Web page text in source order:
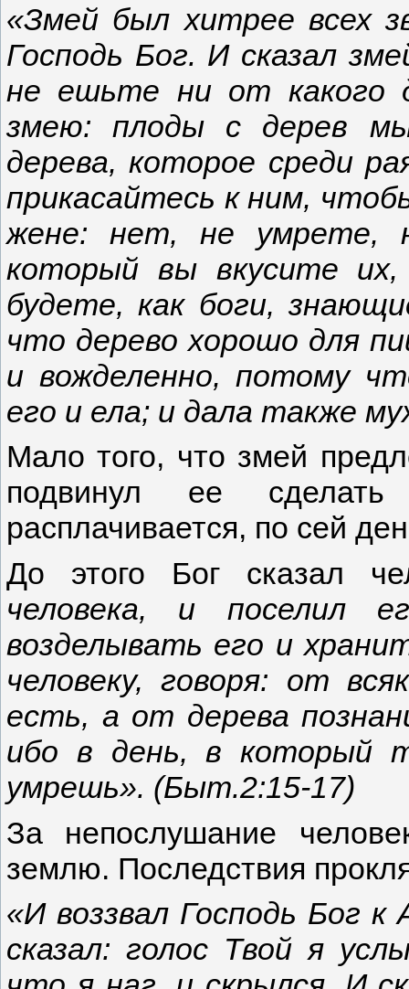
«Змей был хитрее всех
Господь Бог. И сказал
не ешьте ни от какого
змею: плоды с дерев
дерева, которое среди
прикасайтесь к ним,
жене: нет, не умрете,
который вы вкусите
будете, как боги,
что дерево хорошо для
и вожделенно, потому
его и ела; и дала также
Мало того, что змей
подвинул ее
расплачивается, по сей
До этого Бог сказал
человека, и поселил
возделывать его и
человеку, говоря: от
есть, а от дерева
ибо в день, в который
умрешь». (Быт.2:15-17)
За непослушание
землю. Последствия
«И воззвал Господь Бог
сказал: голос Твой я